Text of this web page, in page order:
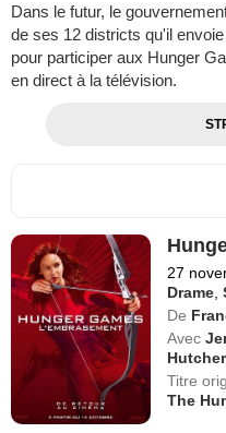
Dans le futur, le
de ses 12 districts qu'il
pour participer aux Hunger
en direct à la télévision.
27
Drame ,
De
Avec
Titre
The